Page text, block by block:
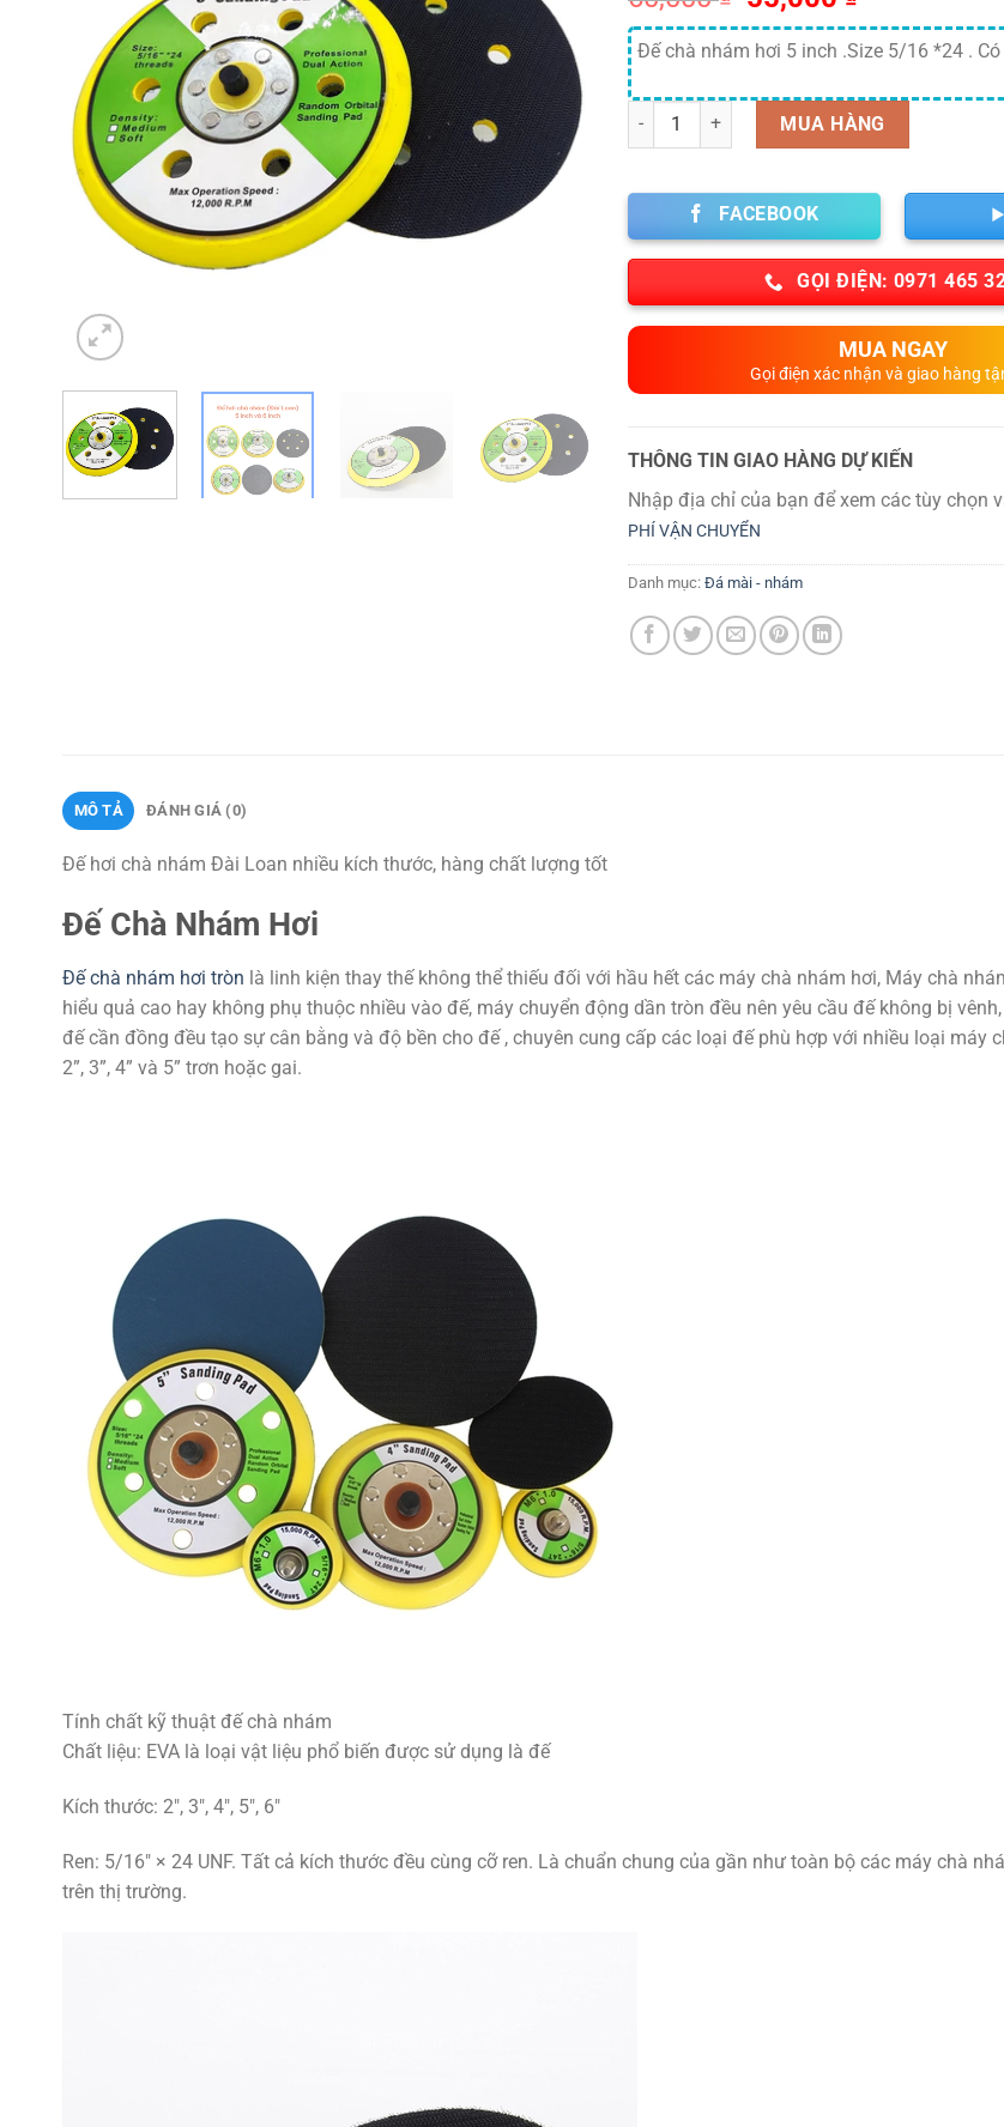
gốc
là:
hiện
tại
55,000 ₫.
Đế chà nhám hơi 5 inch .Size 5/16 *24 . Có
Số lượng MUA HÀNG
FACEBOOK
GỌI ĐIỆN: 0971 465
MUA NGAY
Gọi điện xác nhận và giao hàng
THÔNG TIN GIAO HÀNG DỰ KIẾN
Nhập địa chỉ của bạn để xem các tùy chọn
PHÍ VẬN CHUYỂN
Danh mục: Đá mài - nhám
MÔ TẢ ĐÁNH GIÁ (0)
Đế hơi chà nhám Đài Loan nhiều kích thước, hàng chất lượng tốt
Đế Chà Nhám Hơi
Đế chà nhám hơi tròn là linh kiện thay thế không thể thiếu đối với hầu hết các máy chà nhám hơi, Máy chà
hiểu quả cao hay không phụ thuộc nhiều vào đế, máy chuyển động dần tròn đều nên yêu cầu đế không bị
đế cần đồng đều tạo sự cân bằng và độ bền cho đế , chuyên cung cấp các loại đế phù hợp với nhiều loại máy
2”, 3”, 4” và 5” trơn hoặc gai.
Tính chất kỹ thuật đế chà nhám
Chất liệu: EVA là loại vật liệu phổ biến được sử dụng là đế
Kích thước: 2″, 3″, 4″, 5″, 6″
Ren: 5/16″ × 24 UNF. Tất cả kích thước đều cùng cỡ ren. Là chuẩn chung của gần như toàn bộ các máy chà
trên thị trường.